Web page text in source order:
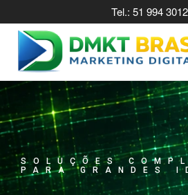
Tel.: 51 994
SOLUÇÕES
PARA GRANDES